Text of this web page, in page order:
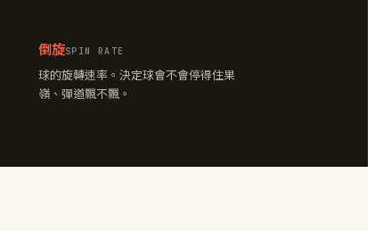
倒旋SPIN RATE
球的旋轉速率。決定球會不會停得住果
嶺、彈道飄不飄。